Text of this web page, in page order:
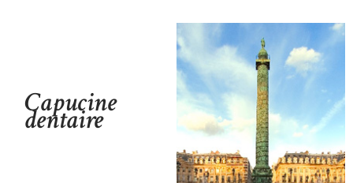
Capucine
dentaire